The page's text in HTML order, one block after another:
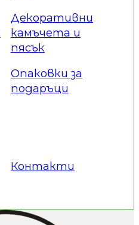
Декоративни
камъчета и
пясък
Опаковки за
подаръци
Контакти